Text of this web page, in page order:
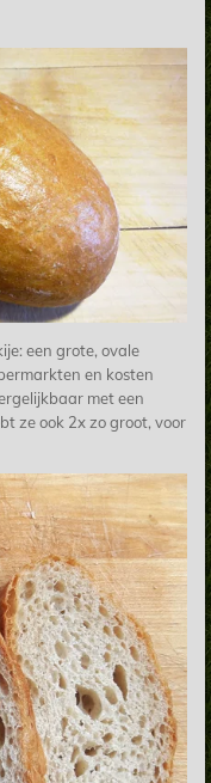
een grote, ovale
en kosten
met een
ze ook 2x zo groot, voor